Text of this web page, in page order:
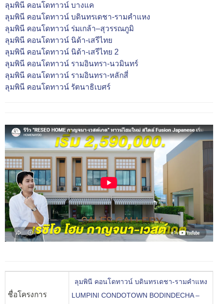
ลุมพินี คอนโดทาวน์ บางแค
ลุมพินี คอนโดทาวน์ บดินทรเดชา-รามคำแหง
ลุมพินี คอนโดทาวน์ ร่มเกล้า–สุวรรณภูมิ
ลุมพินี คอนโดทาวน์ นิด้า-เสรีไทย
ลุมพินี คอนโดทาวน์ นิด้า-เสรีไทย 2
ลุมพินี คอนโดทาวน์ รามอินทรา-นวมินทร์
ลุมพินี คอนโดทาวน์ รามอินทรา-หลักสี่
ลุมพินี คอนโดทาวน์ รัตนาธิเบศร์
ชื่อโครงการ
ลุมพินี คอนโดทาวน์ บดินทรเดชา-รามคำแหง
LUMPINI CONDOTOWN BODINDECHA –